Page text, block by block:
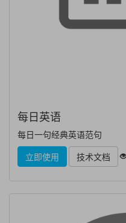
每日英语
每日一句经典英语范句
立即使用
技术文档